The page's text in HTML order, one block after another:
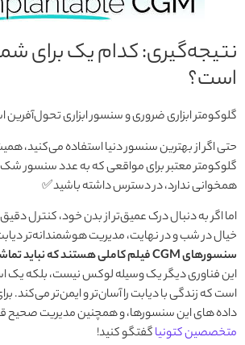
نتیجه‌گیری: کدام یک برای
است؟
گلوکومتر ابزاری ضروری و سنسور ابزاری
حتی اگر از بهترین سنسور دنیا استفاده می‌کنید،
گلوکومتر معتبر برای مواقعی که به عدد سنسور شک
همخوانی ندارد، در دسترس داشته باشید✅
اما اگر به دنبال درک عمیق‌تر از بدن خود، کنترل
خیال در شب و در نهایت، مدیریت هوشمندانه‌تر
سنسورهای CGM فیلم کاملی هستند که نباید تماشای آن را از دست بدهید.
این فناوری دیگر یک وسیله لوکس نیست، بلکه یک
است که زندگی با دیابت را آسان‌تر و ایمن‌تر می‌کند.
داده های این سنسورها، و همچنین مدیریت صحیح
متخصصین کتونیاگفتگو کنید!